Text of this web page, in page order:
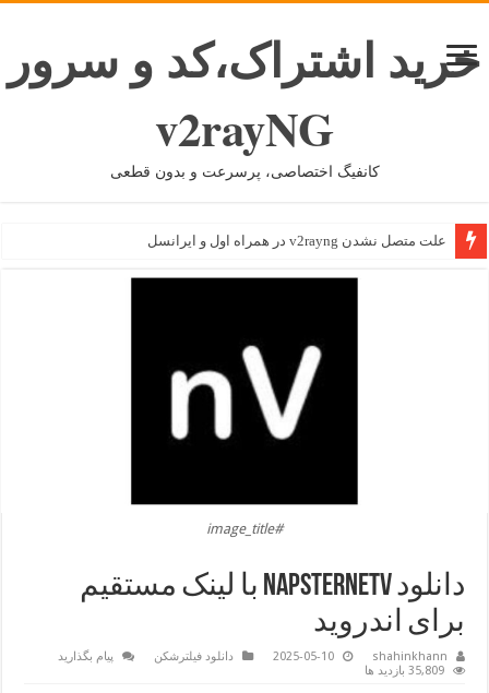
خرید اشتراک،کد و سرور
v2rayNG
کانفیگ اختصاصی، پرسرعت و بدون قطعی
علت متصل نشدن v2rayng در همراه اول و ایرانسل
#image_title
دانلود NapsternetV با لینک مستقیم
برای اندروید
shahinkhann
2025-05-10 دانلود فیلترشکن
پیام بگذارید
35,809 بازدید ها